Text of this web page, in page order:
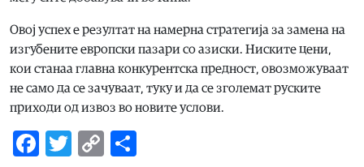
Овој успех е резултат на намерна стратегија за замена на
изгубените европски пазари со азиски. Ниските цени,
кои станаа главна конкурентска предност, овозможуваат
не само да се зачуваат, туку и да се зголемат руските
приходи од извоз во новите услови.
Facebook
Twitter
Copy